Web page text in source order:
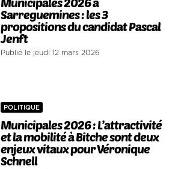
Sarreguemines : les 3
propositions du candidat Pascal
Jenft
Publié le jeudi 12 mars 2026
POLITIQUE
Municipales 2026 : L’attractivité
et la mobilité à Bitche sont deux
enjeux vitaux pour Véronique
Schnell